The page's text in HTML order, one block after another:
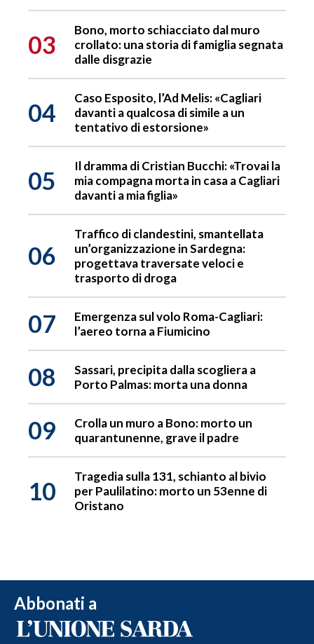
03
Bono, morto schiacciato dal muro
crollato: una storia di famiglia segnata
dalle disgrazie
04
Caso Esposito, l’Ad Melis: «Cagliari
davanti a qualcosa di simile a un
tentativo di estorsione»
05
Il dramma di Cristian Bucchi: «Trovai la
mia compagna morta in casa a Cagliari
davanti a mia figlia»
06
Traffico di clandestini, smantellata
un’organizzazione in Sardegna:
progettava traversate veloci e
trasporto di droga
07
Emergenza sul volo Roma-Cagliari:
l’aereo torna a Fiumicino
08
Sassari, precipita dalla scogliera a
Porto Palmas: morta una donna
09
Crolla un muro a Bono: morto un
quarantunenne, grave il padre
10
Tragedia sulla 131, schianto al bivio
per Paulilatino: morto un 53enne di
Oristano
Abbonati a